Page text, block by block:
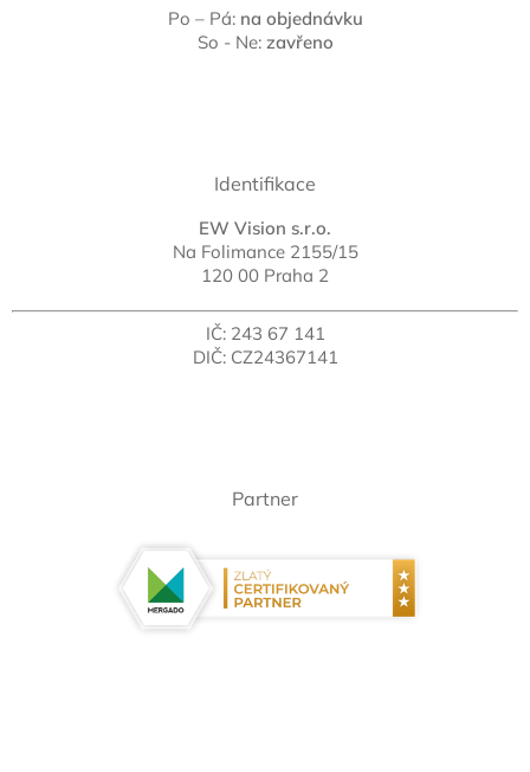
Po – Pá: na objednávku
So - Ne: zavřeno
Identifikace
EW Vision s.r.o.
Na Folimance 2155/15
120 00 Praha 2
IČ: 243 67 141
DIČ: CZ24367141
Partner